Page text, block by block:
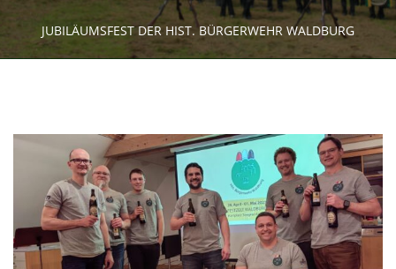
JUBILÄUMSFEST DER HIST. BÜRGERWEHR WALDBURG